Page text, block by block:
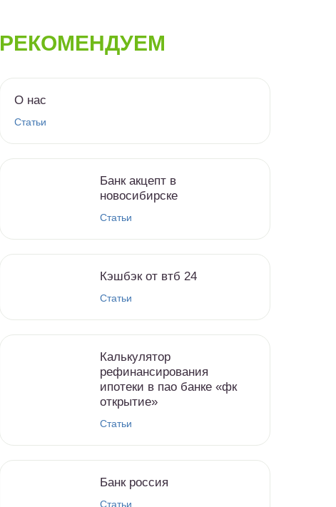
РЕКОМЕНДУЕМ
О нас
Статьи
Банк акцепт в
новосибирске
Статьи
Кэшбэк от втб 24
Статьи
Калькулятор
рефинансирования
ипотеки в пао банке «фк
открытие»
Статьи
Банк россия
Статьи